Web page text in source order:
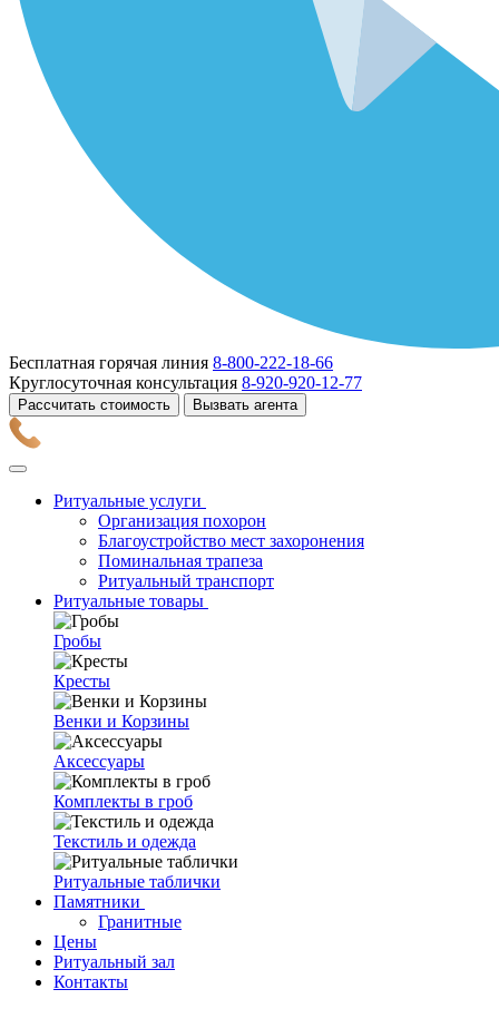
Бесплатная горячая линия 8-800-222-18-66
Круглосуточная консультация 8-920-920-12-77
Рассчитать стоимость Вызвать агента
Ритуальные услуги
Организация похорон
Благоустройство мест захоронения
Поминальная трапеза
Ритуальный транспорт
Ритуальные товары
Гробы
Кресты
Венки и Корзины
Аксессуары
Комплекты в гроб
Текстиль и одежда
Ритуальные таблички
Памятники
Гранитные
Цены
Ритуальный зал
Контакты